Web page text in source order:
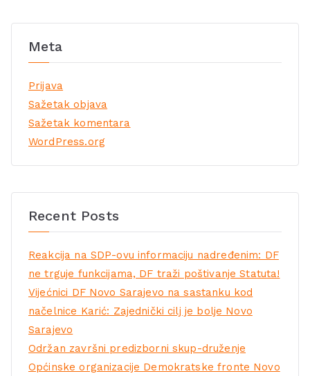
Meta
Prijava
Sažetak objava
Sažetak komentara
WordPress.org
Recent Posts
Reakcija na SDP-ovu informaciju nadređenim: DF
ne trguje funkcijama, DF traži poštivanje Statuta!
Vijećnici DF Novo Sarajevo na sastanku kod
načelnice Karić: Zajednički cilj je bolje Novo
Sarajevo
Održan završni predizborni skup-druženje
Općinske organizacije Demokratske fronte Novo